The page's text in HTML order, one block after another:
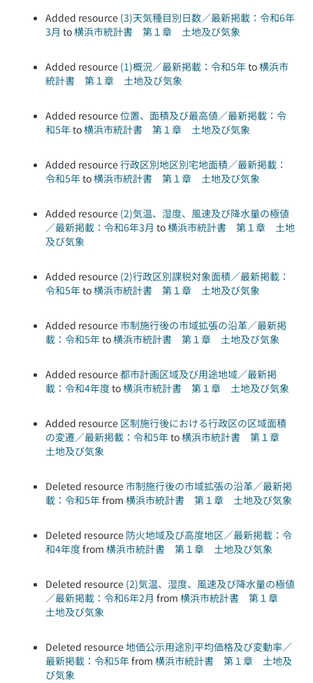
Added resource (3)天気種目別日数／最新掲載：令和6年
3月 to横浜市統計書 第１章 土地及び気象
Added resource (1)概況／最新掲載：令和5年to横浜市
統計書 第１章 土地及び気象
Added resource位置、面積及び最高値／最新掲載：令
和5年to横浜市統計書 第１章 土地及び気象
Added resource行政区別地区別宅地面積／最新掲載：
令和5年to横浜市統計書 第１章 土地及び気象
Added resource (2)気温、湿度、風速及び降水量の極値
／最新掲載：令和6年3月 to横浜市統計書 第１章 土地
及び気象
Added resource (2)行政区別課税対象面積／最新掲載：
令和5年to横浜市統計書 第１章 土地及び気象
Added resource市制施行後の市域拡張の沿革／最新掲
載：令和5年to横浜市統計書 第１章 土地及び気象
Added resource都市計画区域及び用途地域／最新掲
載：令和4年度to横浜市統計書 第１章 土地及び気象
Added resource 区制施行後における行政区の区域面積
の変遷／最新掲載：令和5年to横浜市統計書 第１章
土地及び気象
Deleted resource市制施行後の市域拡張の沿革／最新掲
載：令和5年from 横浜市統計書 第１章 土地及び気象
Deleted resource 防火地域及び高度地区／最新掲載：令
和4年度from 横浜市統計書 第１章 土地及び気象
Deleted resource (2)気温、湿度、風速及び降水量の極値
／最新掲載：令和6年2月 from 横浜市統計書 第１章
土地及び気象
Deleted resource地価公示用途別平均価格及び変動率／
最新掲載：令和5年from 横浜市統計書 第１章 土地及
び気象